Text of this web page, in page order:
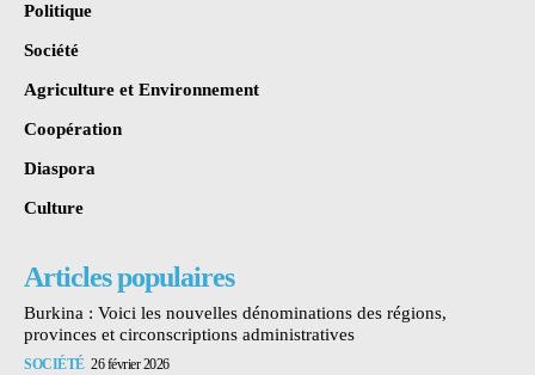
Politique
Société
Agriculture et Environnement
Coopération
Diaspora
Culture
Articles populaires
Burkina : Voici les nouvelles dénominations des régions,
provinces et circonscriptions administratives
SOCIÉTÉ 26 février 2026